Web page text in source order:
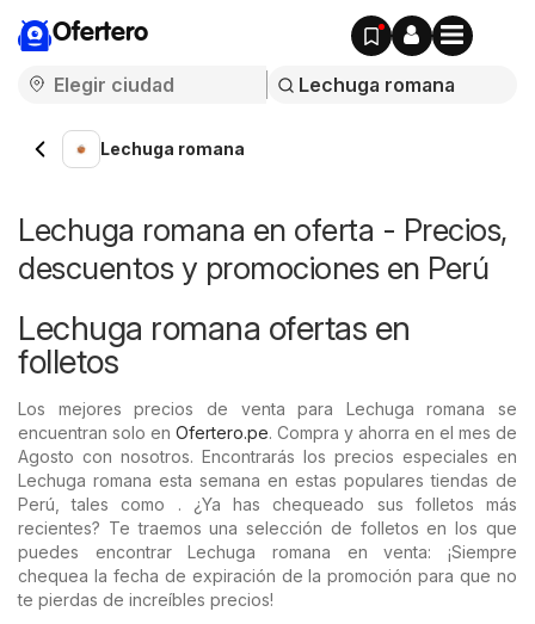
Ofertero
Lechuga romana
Lechuga romana en oferta - Precios,
descuentos y promociones en Perú
Lechuga romana ofertas en
folletos
Los mejores precios de venta para Lechuga romana se
encuentran solo en Ofertero.pe. Compra y ahorra en el mes de
Agosto con nosotros. Encontrarás los precios especiales en
Lechuga romana esta semana en estas populares tiendas de
Perú, tales como . ¿Ya has chequeado sus folletos más
recientes? Te traemos una selección de folletos en los que
puedes encontrar Lechuga romana en venta: ¡Siempre
chequea la fecha de expiración de la promoción para que no
te pierdas de increíbles precios!